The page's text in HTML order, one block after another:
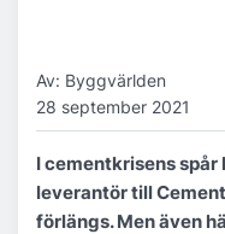
Av: Byggvärlden
28 september 2021
I cementkrisens spår
leverantör till
förlängs. Men även